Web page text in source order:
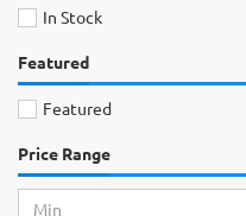
In Stock
Featured
Featured
Price Range